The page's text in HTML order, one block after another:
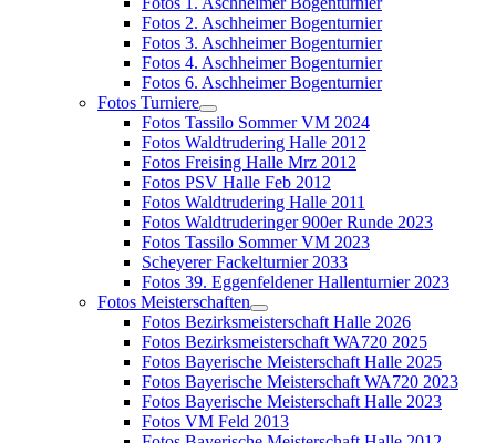
Fotos 2. Aschheimer Bogenturnier
Fotos 3. Aschheimer Bogenturnier
Fotos 4. Aschheimer Bogenturnier
Fotos 6. Aschheimer Bogenturnier
Fotos Turniere
Fotos Tassilo Sommer VM 2024
Fotos Waldtrudering Halle 2012
Fotos Freising Halle Mrz 2012
Fotos PSV Halle Feb 2012
Fotos Waldtrudering Halle 2011
Fotos Waldtruderinger 900er Runde 2023
Fotos Tassilo Sommer VM 2023
Scheyerer Fackelturnier 2033
Fotos 39. Eggenfeldener Hallenturnier 2023
Fotos Meisterschaften
Fotos Bezirksmeisterschaft Halle 2026
Fotos Bezirksmeisterschaft WA720 2025
Fotos Bayerische Meisterschaft Halle 2025
Fotos Bayerische Meisterschaft WA720 2023
Fotos Bayerische Meisterschaft Halle 2023
Fotos VM Feld 2013